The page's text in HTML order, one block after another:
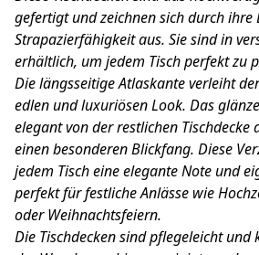
gefertigt und zeichnen sich durch
Strapazierfähigkeit aus. Sie sind in
erhältlich, um jedem Tisch perfekt zu
Die längsseitige Atlaskante verleiht
edlen und luxuriösen Look. Das
elegant von der restlichen Tischdecke
einen besonderen Blickfang. Diese
jedem Tisch eine elegante Note und
perfekt für festliche Anlässe wie
oder Weihnachtsfeiern.
Die Tischdecken sind pflegeleicht